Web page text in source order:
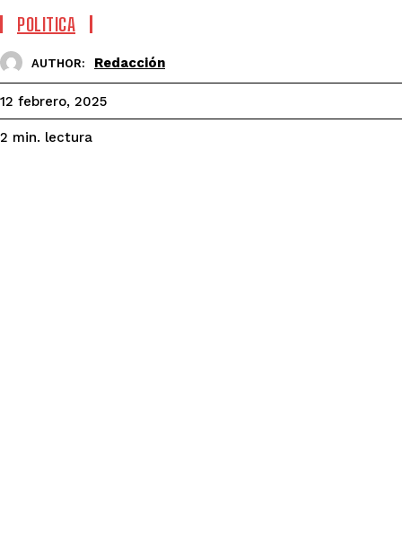
POLITICA
AUTHOR: Redacción
12 febrero, 2025
2 min. lectura